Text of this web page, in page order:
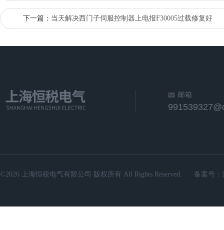
下一篇： 当天解决西门子伺服控制器上电报F30005过载修复好
邮箱
©2026 上海恒税电气有限公司 版权所有 All Rights Reserved. 备案号：